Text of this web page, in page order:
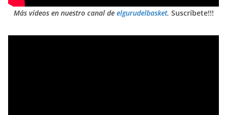
Más vídeos en nuestro canal de elgurudelbasket. Suscríbete!!!